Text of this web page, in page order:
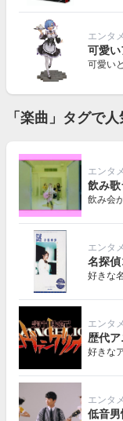
エンタメ
可愛
可愛い
「楽曲」タグで
エンタメ
飲み
飲み会
エンタメ
名探
好きな
エンタメ
歴代
好きな
エンタメ
低音